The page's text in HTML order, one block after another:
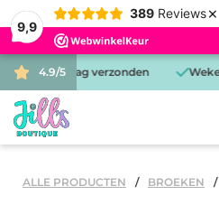
9,9
389 Reviews ×
4.9/5
dezelfde dag verzonden
ALLE PRODUCTEN BROEKEN